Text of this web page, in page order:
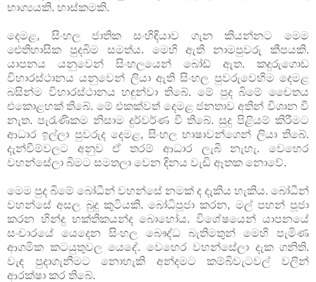
භාග්‍යයකි. හාස්‌කමකි.
දෙමළ, සිංහල ජාතික සංහිඳියාව ගැන කියන්නට මෙම
ඓතිහාසික පුදබිම සමත්ය. මෙහි ඇති නාමපුවරු කීපයකි.
යාපනය යනුවෙන් සිංහලයෙන් බෝඩ් ඇත. කදුරුගොඩ
විහාරස්‌ථානය යනුවෙන් ලියා ඇති සිංහල පුවරුවෙහිම දෙමළ
බසින්ම විහාරස්‌ථානය හඳුන්වා තිබේ. මේ පුද බිමේ චෛතය
එකොළහක්‌ තිබේ. මේ එකක්‌වත් දෙමළ ජනතාව අතින් විශාන වී
නැත. පැරැණිකම නිසාම දුර්වර්ණ වී තිබේ. සුදු පිළියම් කිරීමට
ආධාර ඉල්ලා පුවරුද දෙමළ, සිංහල භාෂාවන්ගෙන් ලියා තිබේ.
දැන්වීම්වලට අනුව ඒ තරම් ආධාර ලැබී නැහැ. වෙහෙර
වහන්සේලා බිමට සමතලා වෙන දිනය වැඩි ඈතක නොවේ.
මෙම පුද බිමේ බෝධීන් වහන්සේ නමක්‌ ද දැකිය හැකිය. බෝධීන්
වහන්සේ අසල බුදු කුටියකි. බෝධිපූජා කරන, මල් පහන් පූජා
කරන හින්දු භක්‌තිකයන්ද බොහෝය. විශේෂයෙන් යාපනයේ
සංචාරයේ යෙදෙන සිංහල බෞද්ධ බැතිමතුන් මෙහි පැමිණ
ආගමික කටයුතුවල යෙදේ. වෙහෙර වහන්සේලා දැක ගනිති.
වැඳ පුදාගැනීමට නොහැකි අන්දමට කම්බිවැටවල් වලින්
ආරක්‌ෂා කර තිබේ.